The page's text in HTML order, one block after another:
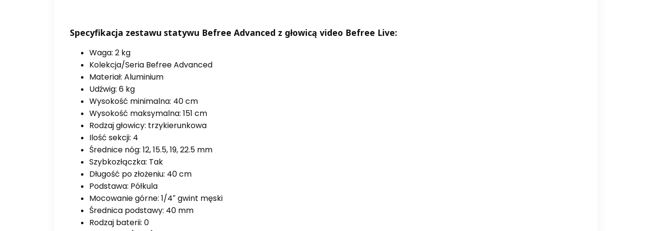
Specyfikacja zestawu statywu Befree Advanced z głowicą video Befree Live:
Waga: 2 kg
Kolekcja/Seria Befree Advanced
Materiał: Aluminium
Udźwig: 6 kg
Wysokość minimalna: 40 cm
Wysokość maksymalna: 151 cm
Rodzaj głowicy: trzykierunkowa
Ilość sekcji: 4
Średnice nóg: 12, 15.5, 19, 22.5 mm
Szybkozłączka: Tak
Długość po złożeniu: 40 cm
Podstawa: Półkula
Mocowanie górne: 1/4″ gwint męski
Średnica podstawy: 40 mm
Rodzaj baterii: 0